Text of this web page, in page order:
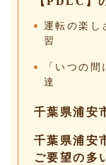
運転の楽し
習
「いつの
達
千葉県浦安
千葉県浦安
ご要望の多